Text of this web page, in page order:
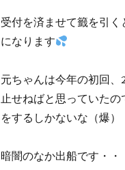
受付を済ませて籤を引
になります
元ちゃんは今年の初回
止せねばと思っていた
をするしかないな（爆）
暗闇のなか出船です・・